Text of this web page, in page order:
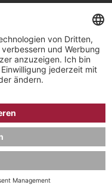
/ Watchandco GmbH